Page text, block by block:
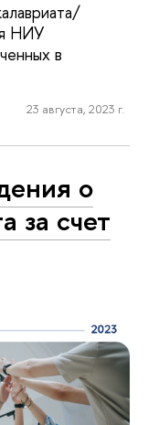
НИУ
в
23 августа, 2023 г.
о
за счет